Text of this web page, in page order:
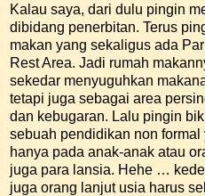
Kalau saya, dari dulu pingin
dibidang penerbitan. Terus
makan yang sekaligus ada
Rest Area. Jadi rumah
sekedar menyuguhkan
tetapi juga sebagai area
dan kebugaran. Lalu pingin
sebuah pendidikan non
hanya pada anak-anak atau
juga para lansia. Hehe …
juga orang lanjut usia harus